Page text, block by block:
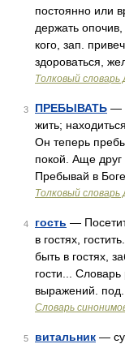
постоянно или
держать опочив,
кого, зап.
здороваться,
Толковый словарь
3 ПРЕБЫВАТЬ —
жить;
Он теперь
покой. Аще
Пребывай в
Толковый словарь
4 гость —
в гостях,
быть в гостях,
гости...
выражений.
Словарь
5 витальник —